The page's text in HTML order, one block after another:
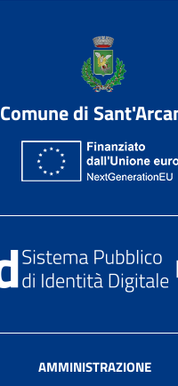
Comune di
AMMINISTRAZIONE